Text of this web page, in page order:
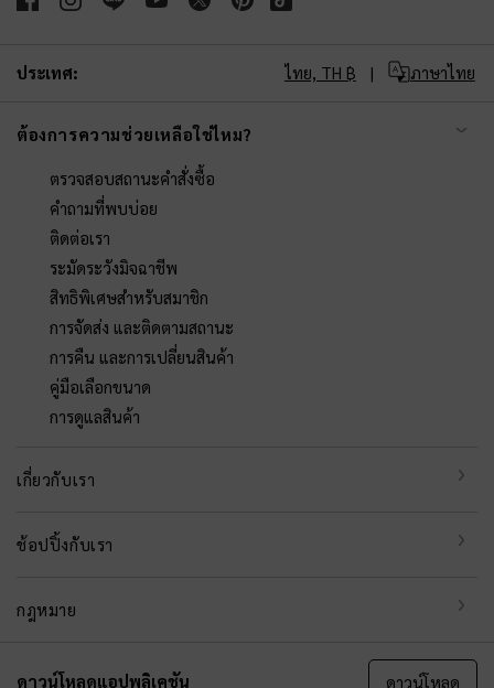
ประเทศ: ไทย, TH ฿ ภาษาไทย
ต้องการความช่วยเหลือใช่ไหม?
ตรวจสอบสถานะคำสั่งซื้อ
คำถามที่พบบ่อย
ติดต่อเรา
ระมัดระวังมิจฉาชีพ
สิทธิพิเศษสำหรับสมาชิก
การจัดส่ง และติดตามสถานะ
การคืน และการเปลี่ยนสินค้า
คู่มือเลือกขนาด
การดูแลสินค้า
เกี่ยวกับเรา
ช้อปปิ้งกับเรา
กฎหมาย
ดาวน์โหลดแอปพลิเคชัน ดาวน์โหลด